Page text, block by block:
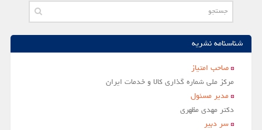
آرشیو
شماره جاری
جستجو پیشرفته
راهنمای نویسندگان
شناسنامه نشریه
صاحب امتياز
مركز ملي شماره گذاري كالا و خدمات ايران
مدير مسئول
دکتر مهدی مظهری
سر دبير